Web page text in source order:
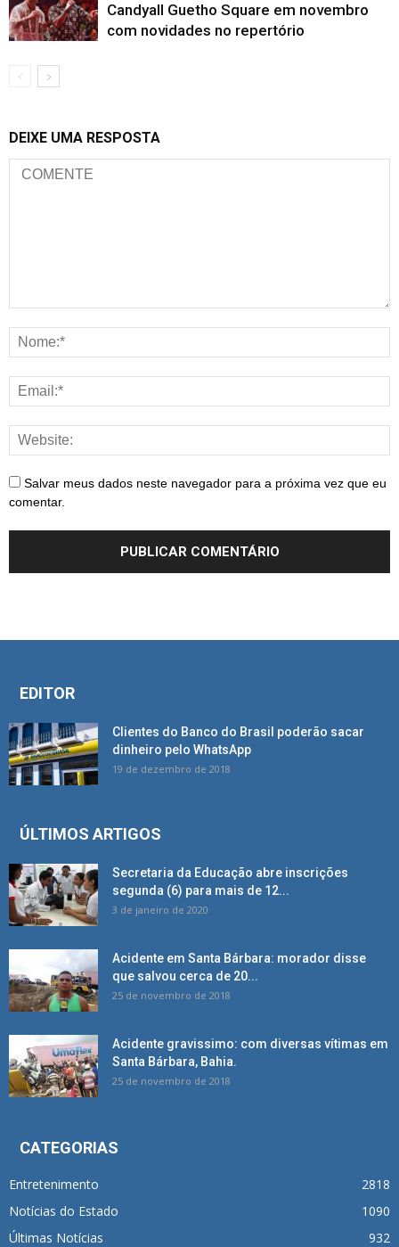
Candyall Guetho Square em novembro
com novidades no repertório
DEIXE UMA RESPOSTA
Salvar meus dados neste navegador para a próxima vez que eu
comentar.
EDITOR
Clientes do Banco do Brasil poderão sacar
dinheiro pelo WhatsApp
19 de dezembro de 2018
ÚLTIMOS ARTIGOS
Secretaria da Educação abre inscrições
segunda (6) para mais de 12...
3 de janeiro de 2020
Acidente em Santa Bárbara: morador disse
que salvou cerca de 20...
25 de novembro de 2018
Acidente gravissimo: com diversas vítimas em
Santa Bárbara, Bahia.
25 de novembro de 2018
CATEGORIAS
Entretenimento
2818
Notícias do Estado
1090
Últimas Notícias
932